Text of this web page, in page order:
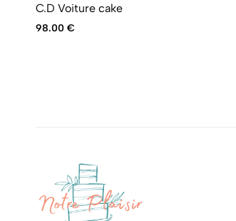
C.D Voiture cake
98.00 €